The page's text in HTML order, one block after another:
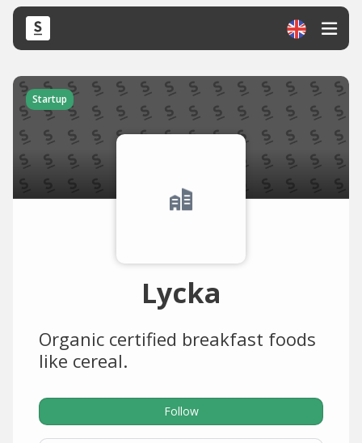
Startup
Lycka
Organic certified breakfast foods
like cereal.
Follow